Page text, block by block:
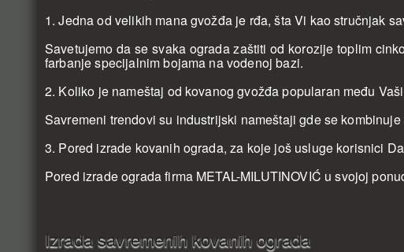
1. Jedna od velikih mana gvožđa je rđa, šta Vi kao stručnjak
Savetujemo da se svaka ograda zaštiti od korozije toplim
farbanje specijalnim bojama na vodenoj bazi.
2. Koliko je nameštaj od kovanog gvožđa popularan među
Savremeni trendovi su industrijski nameštaji gde se
3. Pored izrade kovanih ograda, za koje još usluge korisnici
Pored izrade ograda firma METAL-MILUTINOVIĆ u svojoj
Izrada savremenih kovanih ograda